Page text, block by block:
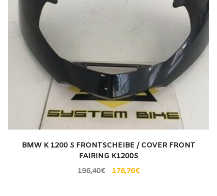
BMW K 1200 S FRONTSCHEIBE / COVER FRONT
FAIRING K1200S
196,40€ 176,76€